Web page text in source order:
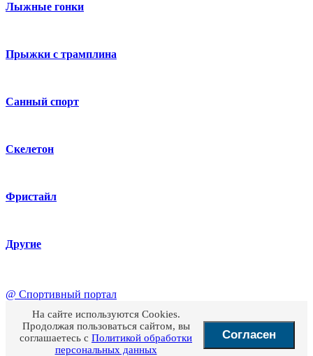
Лыжные гонки
Прыжки с трамплина
Санный спорт
Скелетон
Фристайл
Другие
@ Спортивный портал
На сайте используются Cookies.
Продолжая пользоваться сайтом, вы
соглашаетесь с Политикой обработки
персональных данных
Согласен